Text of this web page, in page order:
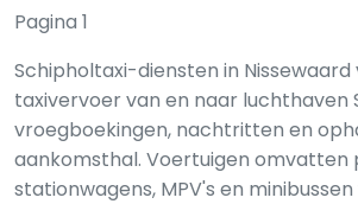
Pagina 1
Schipholtaxi-diensten in
taxivervoer van en naar luchthaven
vroegboekingen, nachtritten en
aankomsthal. Voertuigen omvatten
stationwagens, MPV's en